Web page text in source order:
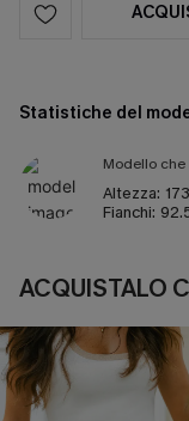
Statistiche del
Modello
Altezza:
Fianchi:
ACQUISTALO